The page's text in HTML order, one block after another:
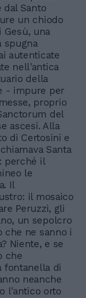
dal Santo
un chiodo
una
spugna
autenticate
nell'antica
della
- impure per
proprio
del
ascesi. Alla
di Certosini e
Santa
perché il
le
Il
il mosaico
Peruzzi, gli
un sepolcro
che ne sanno i
Niente, e se
che
fontanella di
neanche
l'antico orto